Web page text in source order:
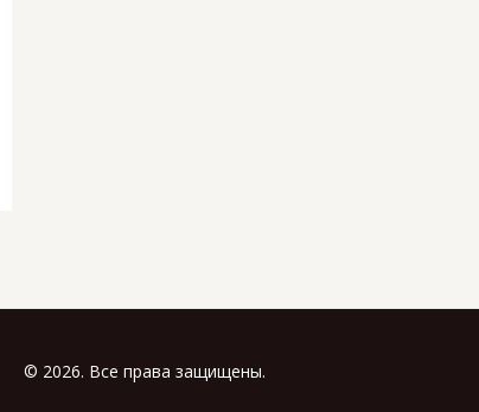
© 2026. Все права защищены.